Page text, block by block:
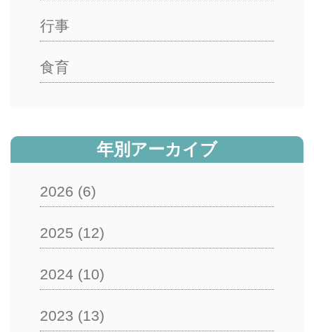
行事
食育
年別アーカイブ
2026 (6)
2025 (12)
2024 (10)
2023 (13)